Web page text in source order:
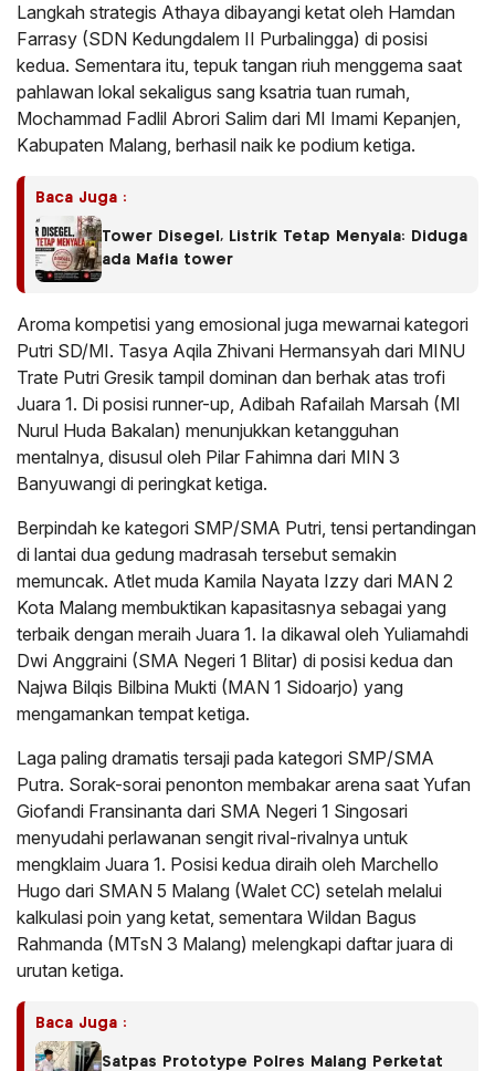
Langkah strategis Athaya dibayangi ketat oleh Hamdan
Farrasy (SDN Kedungdalem II Purbalingga) di posisi
kedua. Sementara itu, tepuk tangan riuh menggema saat
pahlawan lokal sekaligus sang ksatria tuan rumah,
Mochammad Fadlil Abrori Salim dari MI Imami Kepanjen,
Kabupaten Malang, berhasil naik ke podium ketiga.
Baca Juga :
Tower Disegel, Listrik Tetap Menyala: Diduga
ada Mafia tower
Aroma kompetisi yang emosional juga mewarnai kategori
Putri SD/MI. Tasya Aqila Zhivani Hermansyah dari MINU
Trate Putri Gresik tampil dominan dan berhak atas trofi
Juara 1. Di posisi runner-up, Adibah Rafailah Marsah (MI
Nurul Huda Bakalan) menunjukkan ketangguhan
mentalnya, disusul oleh Pilar Fahimna dari MIN 3
Banyuwangi di peringkat ketiga.
Berpindah ke kategori SMP/SMA Putri, tensi pertandingan
di lantai dua gedung madrasah tersebut semakin
memuncak. Atlet muda Kamila Nayata Izzy dari MAN 2
Kota Malang membuktikan kapasitasnya sebagai yang
terbaik dengan meraih Juara 1. Ia dikawal oleh Yuliamahdi
Dwi Anggraini (SMA Negeri 1 Blitar) di posisi kedua dan
Najwa Bilqis Bilbina Mukti (MAN 1 Sidoarjo) yang
mengamankan tempat ketiga.
Laga paling dramatis tersaji pada kategori SMP/SMA
Putra. Sorak-sorai penonton membakar arena saat Yufan
Giofandi Fransinanta dari SMA Negeri 1 Singosari
menyudahi perlawanan sengit rival-rivalnya untuk
mengklaim Juara 1. Posisi kedua diraih oleh Marchello
Hugo dari SMAN 5 Malang (Walet CC) setelah melalui
kalkulasi poin yang ketat, sementara Wildan Bagus
Rahmanda (MTsN 3 Malang) melengkapi daftar juara di
urutan ketiga.
Baca Juga :
Satpas Prototype Polres Malang Perketat